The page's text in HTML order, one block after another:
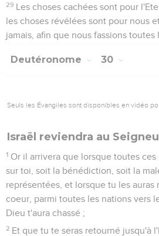
29 Les choses cachées sont pour
les choses révélées sont pour nous
jamais, afin que nous fassions toutes
Deutéronome 30
Seuls les Évangiles sont disponibles en vidéo
Israël reviendra au
1 Or il arrivera que lorsque toutes
sur toi, soit la bénédiction, soit la
représentées, et lorsque tu les auras
coeur, parmi toutes les nations vers
Dieu t'aura chassé ;
2 Et que tu te seras retourné jusqu'à